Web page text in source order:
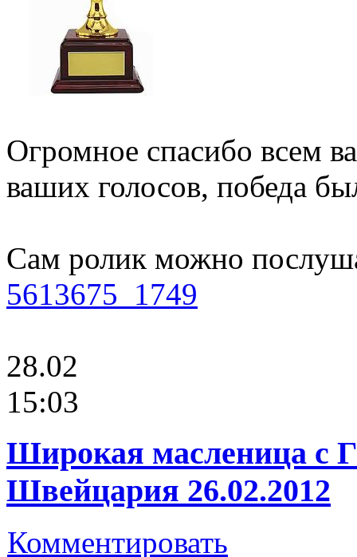
Огромное спасибо всем
ваших голосов, победа
Сам ролик можно
5613675_1749
28.02
15:03
Широкая масленица с
Швейцария 26.02.2012
Комментировать